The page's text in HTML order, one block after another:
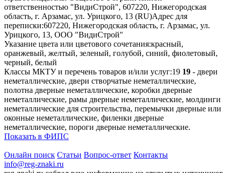
ответственностью "ВидиСтрой", 607220, Нижегородская
область, г. Арзамас, ул. Урицкого, 13 (RU)Адрес для
переписки:607220, Нижегородская область, г. Арзамас, ул.
Урицкого, 13, ООО "ВидиСтрой"
Указание цвета или цветового сочетания:красный,
оранжевый, желтый, зеленый, голубой, синий, фиолетовый,
черный, белый
Классы МКТУ и перечень товаров и/или услуг:19 19 - двери
неметаллические, двери створчатые неметаллические,
полотна дверные неметаллические, коробки дверные
неметаллические, рамы дверные неметаллические, молдинги
неметаллические для строительства, перемычки дверные или
оконные неметаллические, филенки дверные
неметаллические, пороги дверные неметаллические.
Показать в ФИПС
Онлайн поиск Статьи Вопрос-ответ Контакты
info@reg-znaki.ru